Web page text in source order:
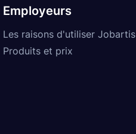
Employeurs
Les raisons d'utiliser Jobartis
Produits et prix